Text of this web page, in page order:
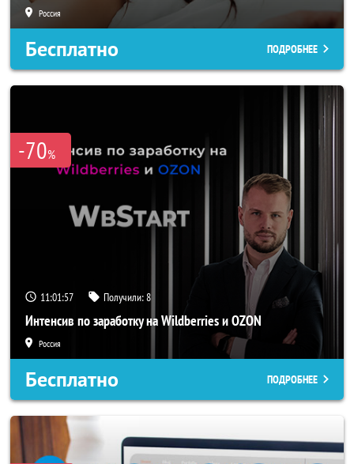
Россия
Бесплатно ПОДРОБНЕЕ
-70%
11:01:54 Получили:8
Интенсив по заработку на Wildberries и OZON
Россия
Бесплатно ПОДРОБНЕЕ